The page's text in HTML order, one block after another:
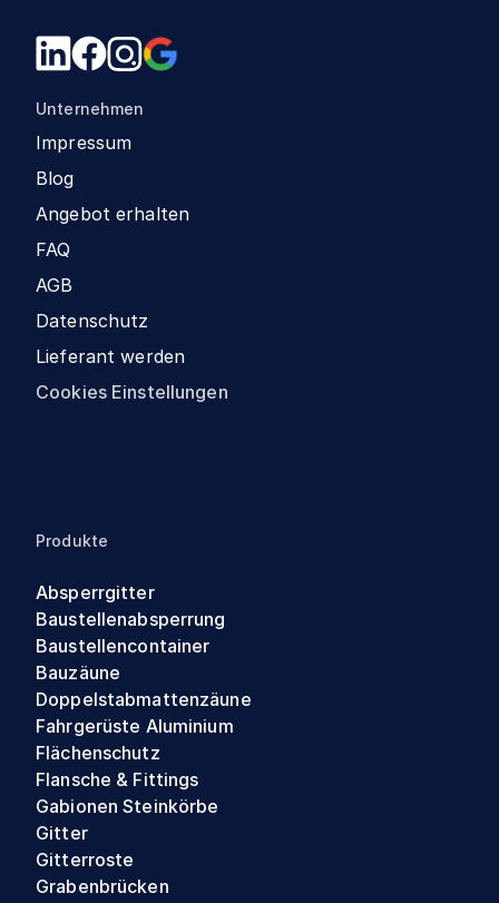
Unternehmen
Impressum
Blog
Angebot erhalten
FAQ
AGB
Datenschutz
Lieferant werden
Cookies Einstellungen
Produkte
Absperrgitter
Baustellenabsperrung
Baustellencontainer
Bauzäune
Doppelstabmattenzäune
Fahrgerüste Aluminium
Flächenschutz
Flansche & Fittings
Gabionen Steinkörbe
Gitter
Gitterroste
Grabenbrücken